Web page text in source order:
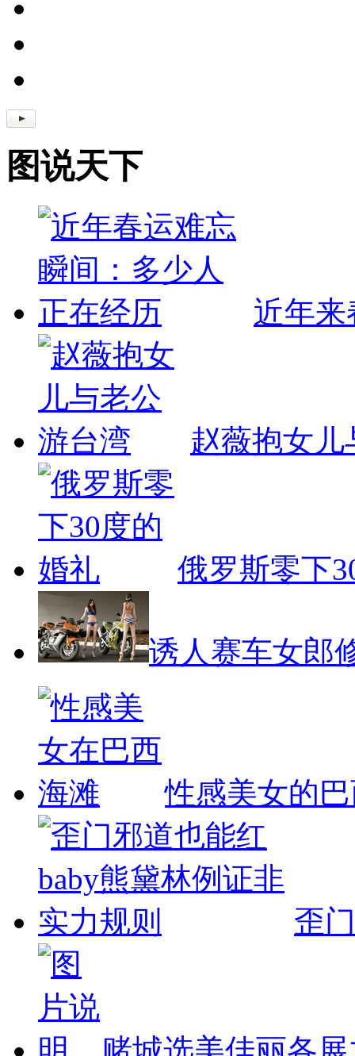
图说天下
近年
赵薇抱女
俄罗斯零下
诱人赛车女郎
性感美女的
歪